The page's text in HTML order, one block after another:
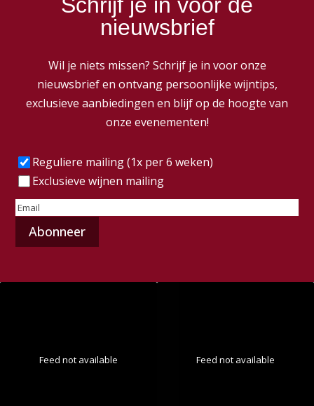
nieuwsbrief
Wil je niets missen? Schrijf je in voor onze
nieuwsbrief en ontvang persoonlijke wijntips,
exclusieve aanbiedingen en blijf op de hoogte van
onze evenementen!
Frequentie(Vereist)
Reguliere mailing (1x per 6 weken)
Exclusieve wijnen mailing
E-
mailadres
Feed not available Feed not available